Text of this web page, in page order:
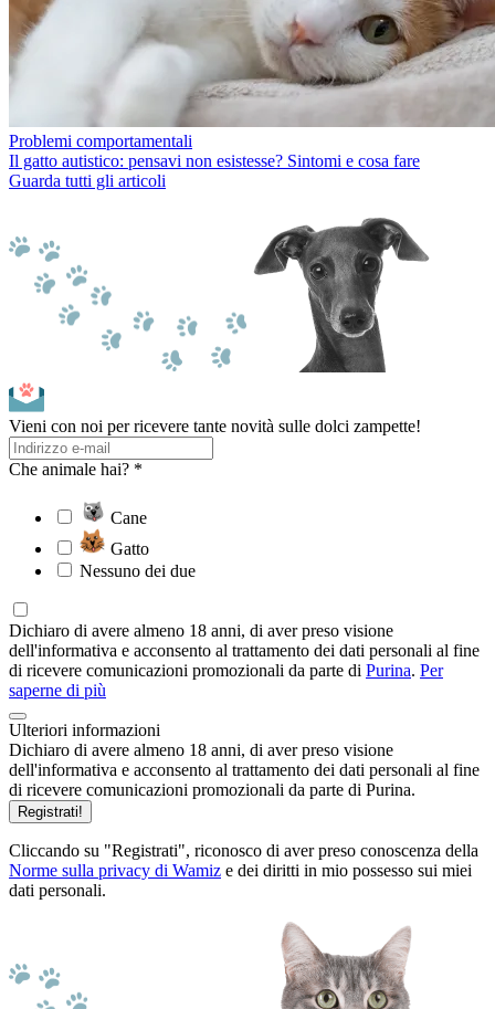
Problemi comportamentali
Il gatto autistico: pensavi non esistesse? Sintomi e cosa fare
Guarda tutti gli articoli
Vieni con noi per ricevere tante novità sulle dolci zampette!
Che animale hai? *
Cane
Gatto
Nessuno dei due
Dichiaro di avere almeno 18 anni, di aver preso visione
dell'informativa e acconsento al trattamento dei dati personali al fine
di ricevere comunicazioni promozionali da parte di Purina. Per
saperne di più
Ulteriori informazioni
Dichiaro di avere almeno 18 anni, di aver preso visione
dell'informativa e acconsento al trattamento dei dati personali al fine
di ricevere comunicazioni promozionali da parte di Purina.
Registrati!
Cliccando su "Registrati", riconosco di aver preso conoscenza della
Norme sulla privacy di Wamiz e dei diritti in mio possesso sui miei
dati personali.